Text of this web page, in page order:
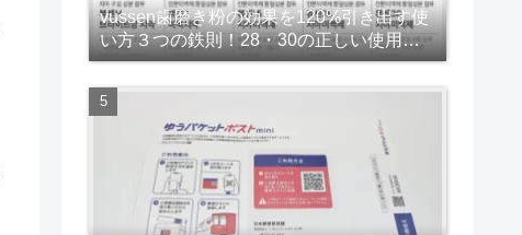
vussen歯磨き粉の効果を120%引き出す使
い方３つの鉄則！28・30の正しい使用頻
度と期間も解説！